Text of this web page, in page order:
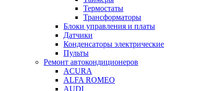
Термостаты
Трансформаторы
Блоки управления и платы
Датчики
Конденсаторы электрические
Пульты
Ремонт автокондиционеров
ACURA
ALFA ROMEO
AUDI